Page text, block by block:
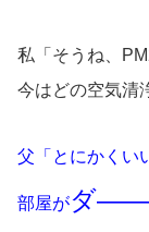
私「そうね、
今はどの空気清
父「とにかくい
部屋がダ